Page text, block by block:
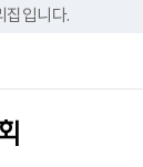
집입니다.